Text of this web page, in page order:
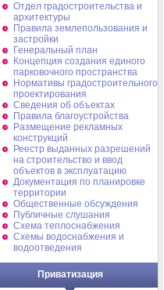
Отдел градостроительства и
архитектуры
Правила землепользования и
застройки
Генеральный план
Концепция создания единого
парковочного пространства
Нормативы градостроительного
проектирования
Сведения об объектах
Правила благоустройства
Размещение рекламных
конструкций
Реестр выданных разрешений
на строительство и ввод
объектов в эксплуатацию
Документация по планировке
территории
Общественные обсуждения
Публичные слушания
Схема теплоснабжения
Схемы водоснабжения и
водоотведения
Приватизация